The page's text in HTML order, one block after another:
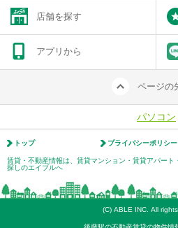
店舗を探す
アプリから
ページの
パソコン
トップ プライバシーポリシー
賃貸・不動産情報は、賃貸マンション・賃貸アパー
探しのエイブルへ
(C) ABLE INC. All